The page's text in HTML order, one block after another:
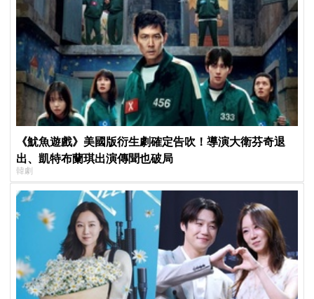
《魷魚遊戲》美國版衍生劇確定告吹！導演大衛芬奇退
出、凱特布蘭琪出演傳聞也破局
韓劇